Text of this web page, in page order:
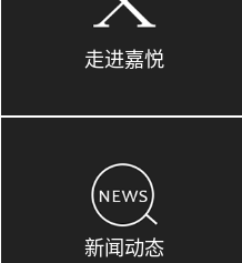
走进嘉悦
新闻动态